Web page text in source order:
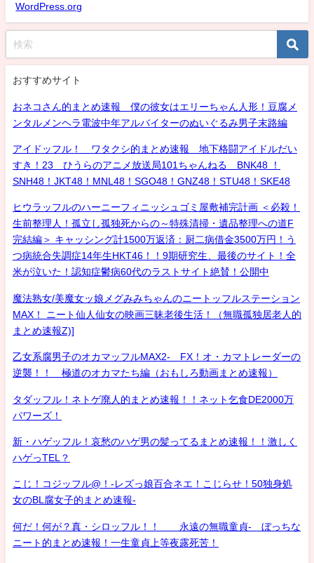
WordPress.org
おすすめサイト
おネコさん的まとめ速報 僕の彼女はエリーちゃん人形！豆腐メ
ンタルメンヘラ電波中年アルバイターのぬいぐるみ男子末路編
アイドッフル！ ワタクシ的まとめ速報 地下格闘アイドルだい
すき！23 ひうらのアニメ放送局101ちゃんねる BNK48 ！
SNH48！JKT48！MNL48！SGO48！GNZ48！STU48！SKE48
ヒウラッフルのハーニーフィニッシュゴミ屋敷補完計画 ＜必殺！
生前整理人！孤立し孤独死からの～特殊清掃・遺品整理への道F
完結編＞ キャッシング計1500万返済：厨二病借金3500万円！う
つ病統合失調症14年生HKT46！！9期研究生、最後のサイト！全
米が泣いた！認知症鬱病60代のラストサイト絶賛！公開中
魔法熟女/美魔女ッ娘メグみみちゃんのニートッフルステーション
MAX！ ニート仙人仙女の映画三昧老後生活！（無職孤独居老人的
まとめ速報Z)]
乙女系腐男子のオカマッフルMAX2- FX！オ・カマトレーダーの
逆襲！！ 極道のオカマたち編（おもしろ動画まとめ速報）
タダッフル！ネトゲ廃人的まとめ速報！！ネット乞食DE2000万
パワーズ！
新・ハゲッフル！哀愁のハゲ男の髪ってるまとめ速報！！激しく
ハゲっTEL？
こじ！コジッフル@！-レズっ娘百合ネエ！こじらせ！50独身処
女のBL腐女子的まとめ速報-
何だ！何が？真・シロッフル！！ 永遠の無職童貞- ぼっちな
ニート的まとめ速報！一生童貞上等夜露死苦！